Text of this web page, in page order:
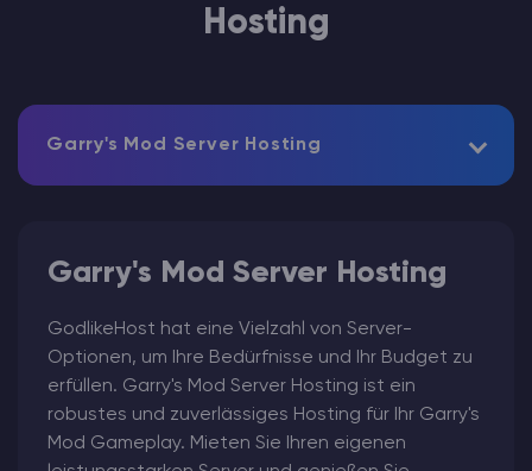
Hosting
Garry's Mod Server Hosting
Garry's Mod Server Hosting
GodlikeHost hat eine Vielzahl von Server-
Optionen, um Ihre Bedürfnisse und Ihr Budget zu
erfüllen. Garry's Mod Server Hosting ist ein
robustes und zuverlässiges Hosting für Ihr Garry's
Mod Gameplay. Mieten Sie Ihren eigenen